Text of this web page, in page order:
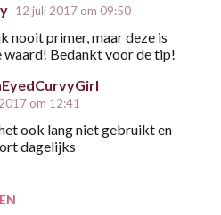
12 juli 2017 om 09:50
nooit primer, maar deze is
waard! Bedankt voor de tip!
om 12:41
ook lang niet gebruikt en
dagelijks